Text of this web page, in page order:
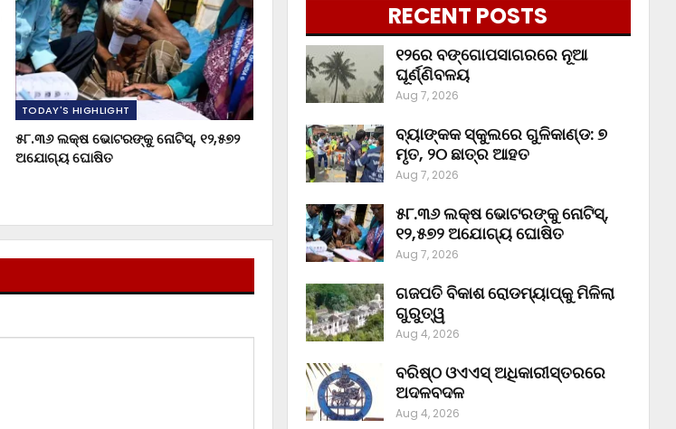
TODAY'S HIGHLIGHT
୫୮.୩୬ ଲକ୍ଷ ଭୋଟରଙ୍କୁ ନୋଟିସ୍‌, ୧୨,୫୭୨
ଅଯୋଗ୍ୟ ଘୋଷିତ
RECENT POSTS
୧୨ରେ ବଙ୍ଗୋପସାଗରରେ ନୂଆ
ଘୂର୍ଣ୍ଣିବଳୟ
Aug 7, 2026
ବ୍ୟାଙ୍କକ ସ୍କୁଲରେ ଗୁଳିକାଣ୍ଡ: ୭
ମୃତ, ୨୦ ଛାତ୍ର ଆହତ
Aug 7, 2026
୫୮.୩୬ ଲକ୍ଷ ଭୋଟରଙ୍କୁ ନୋଟିସ୍‌,
୧୨,୫୭୨ ଅଯୋଗ୍ୟ ଘୋଷିତ
Aug 7, 2026
ଗଜପତି ବିକାଶ ରୋଡମ୍ୟାପ୍‌କୁ ମିଳିଲା
ଗୁରୁତ୍ୱ
Aug 4, 2026
ବରିଷ୍ଠ ଓଏଏସ୍‌ ଅଧିକାରୀସ୍ତରରେ
ଅଦଳବଦଳ
Aug 4, 2026